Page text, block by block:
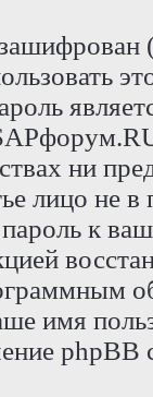
ни
лицо не
к
имя
phpBB